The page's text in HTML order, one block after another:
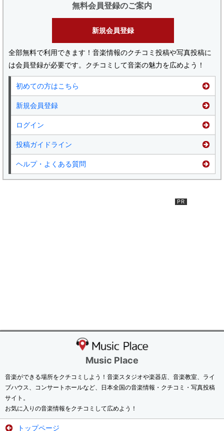
無料会員登録のご案内
新規会員登録
全部無料で利用できます！音楽情報のクチコミ投稿や写真投稿に
は会員登録が必要です。クチコミして音楽の魅力を広めよう！
初めての方はこちら
新規会員登録
ログイン
投稿ガイドライン
ヘルプ・よくある質問
Music Place
音楽ができる場所をクチコミしよう！音楽スタジオや楽器店、音楽教室、ライ
ブハウス、コンサートホールなど、日本全国の音楽情報・クチコミ・写真投稿
サイト。
お気に入りの音楽情報をクチコミして広めよう！
トップページ